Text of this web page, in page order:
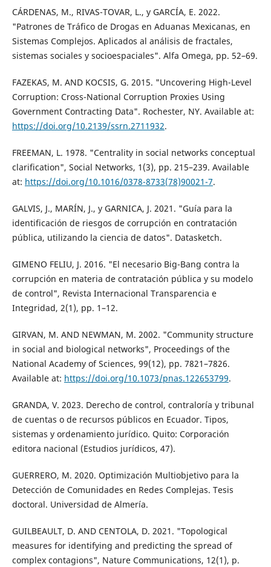
CÁRDENAS, M., RIVAS-TOVAR, L., y GARCÍA, E. 2022.
"Patrones de Tráfico de Drogas en Aduanas Mexicanas, en
Sistemas Complejos. Aplicados al análisis de fractales,
sistemas sociales y socioespaciales". Alfa Omega, pp. 52–69.
FAZEKAS, M. AND KOCSIS, G. 2015. "Uncovering High-Level
Corruption: Cross-National Corruption Proxies Using
Government Contracting Data". Rochester, NY. Available at:
https://doi.org/10.2139/ssrn.2711932.
FREEMAN, L. 1978. "Centrality in social networks conceptual
clarification", Social Networks, 1(3), pp. 215–239. Available
at: https://doi.org/10.1016/0378-8733(78)90021-7.
GALVIS, J., MARÍN, J., y GARNICA, J. 2021. "Guía para la
identificación de riesgos de corrupción en contratación
pública, utilizando la ciencia de datos". Datasketch.
GIMENO FELIU, J. 2016. "El necesario Big-Bang contra la
corrupción en materia de contratación pública y su modelo
de control", Revista Internacional Transparencia e
Integridad, 2(1), pp. 1–12.
GIRVAN, M. AND NEWMAN, M. 2002. "Community structure
in social and biological networks", Proceedings of the
National Academy of Sciences, 99(12), pp. 7821–7826.
Available at: https://doi.org/10.1073/pnas.122653799.
GRANDA, V. 2023. Derecho de control, contraloría y tribunal
de cuentas o de recursos públicos en Ecuador. Tipos,
sistemas y ordenamiento jurídico. Quito: Corporación
editora nacional (Estudios jurídicos, 47).
GUERRERO, M. 2020. Optimización Multiobjetivo para la
Detección de Comunidades en Redes Complejas. Tesis
doctoral. Universidad de Almería.
GUILBEAULT, D. AND CENTOLA, D. 2021. "Topological
measures for identifying and predicting the spread of
complex contagions", Nature Communications, 12(1), p.